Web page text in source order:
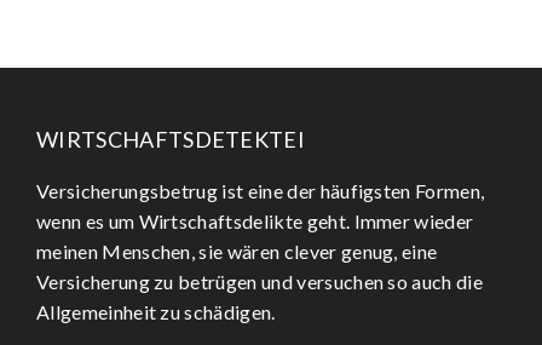
WIRTSCHAFTSDETEKTEI
Versicherungsbetrug ist eine der häufigsten Formen,
wenn es um Wirtschaftsdelikte geht. Immer wieder
meinen Menschen, sie wären clever genug, eine
Versicherung zu betrügen und versuchen so auch die
Allgemeinheit zu schädigen.